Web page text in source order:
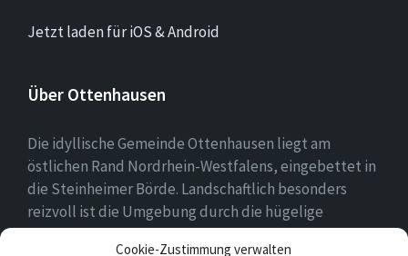
Cookie-Zustimmung verwalten
Jetzt laden für iOS & Android
Über Ottenhausen
Die idyllische Gemeinde Ottenhausen liegt am
östlichen Rand Nordrhein-Westfalens, eingebettet in
die Steinheimer Börde. Landschaftlich besonders
reizvoll ist die Umgebung durch die hügelige
Landschaft des naheliegenden Eggegebirges als